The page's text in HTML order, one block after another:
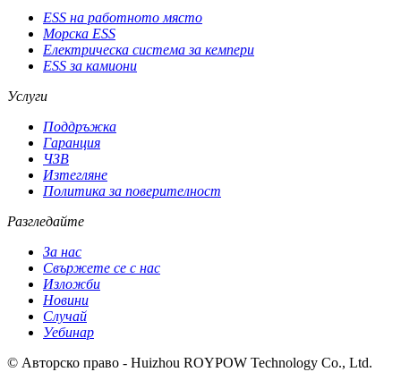
ESS на работното място
Морска ESS
Електрическа система за кемпери
ESS за камиони
Услуги
Поддръжка
Гаранция
ЧЗВ
Изтегляне
Политика за поверителност
Разгледайте
За нас
Свържете се с нас
Изложби
Новини
Случай
Уебинар
© Авторско право - Huizhou ROYPOW Technology Co., Ltd.